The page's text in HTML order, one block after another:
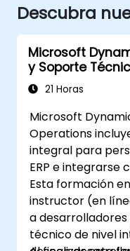
Descubra
Microsoft
y Soporte
21 Horas
Microsoft
Operations
integral para
ERP e integrarse
Esta formación
instructor (en
a
técnico de nivel